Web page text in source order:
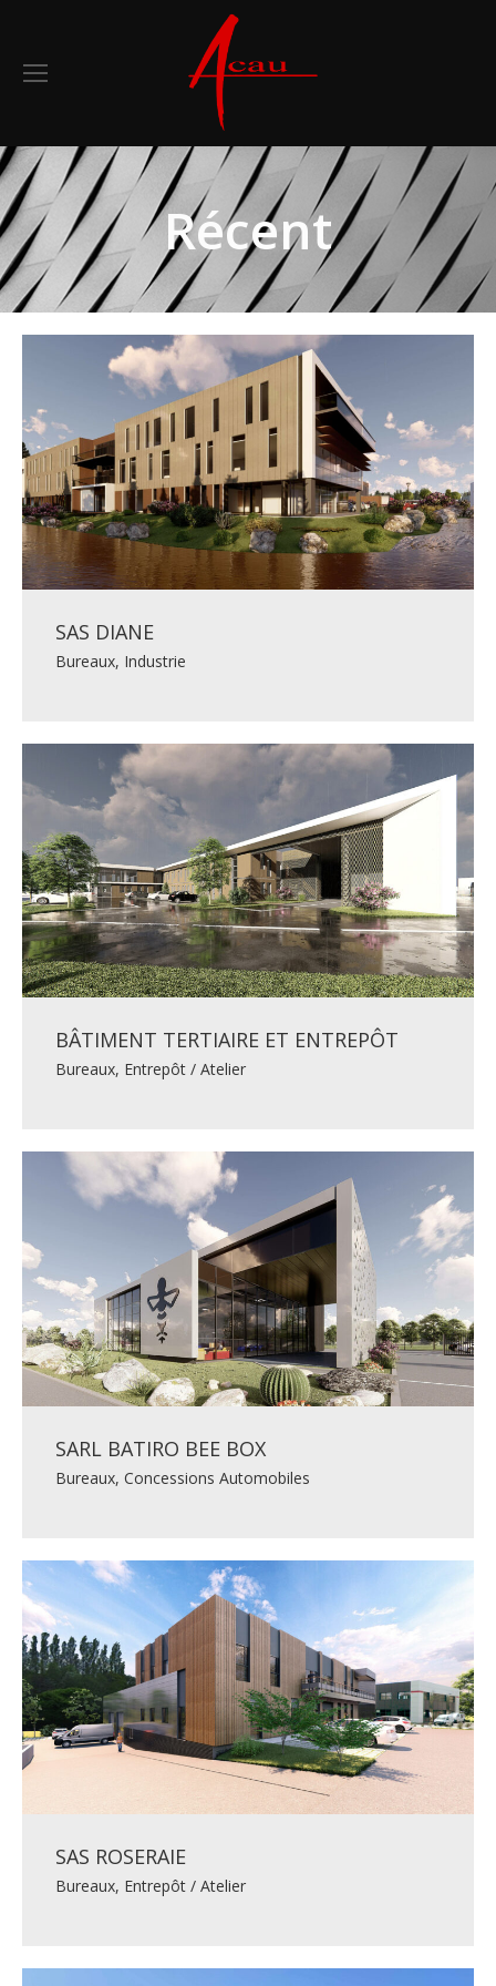
Récent
SAS DIANE
Bureaux, Industrie
BÂTIMENT TERTIAIRE ET ENTREPÔT
Bureaux, Entrepôt / Atelier
SARL BATIRO BEE BOX
Bureaux, Concessions Automobiles
SAS ROSERAIE
Bureaux, Entrepôt / Atelier